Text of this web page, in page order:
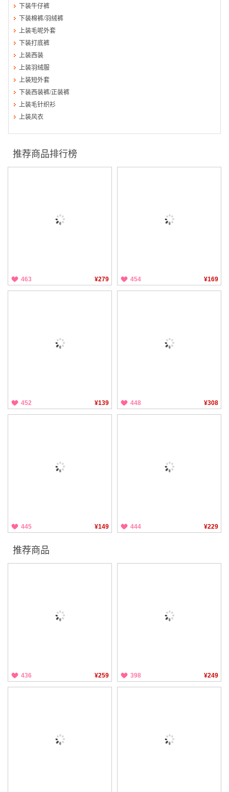
下装牛仔裤
下装棉裤/羽绒裤
上装毛呢外套
下装打底裤
上装西装
上装羽绒服
上装短外套
下装西装裤/正装裤
上装毛针织衫
上装风衣
推荐商品排行榜
463 ¥279 454 ¥169
452 ¥139 448 ¥308
445 ¥149 444 ¥229
推荐商品
436 ¥259 398 ¥249